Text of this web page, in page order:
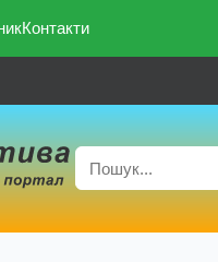
Контакти